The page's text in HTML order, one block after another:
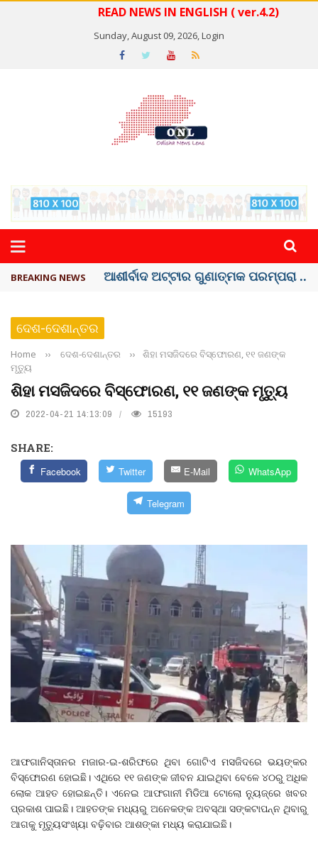
READ NEWS IN ENGLISH ( ver.4.2)
Sunday, August 09, 2026,Login
BREAKING NEWS ବେଦାନ୍ତ ଆଲୁମିନିୟର ପ୍ରକଳ୍ପ ସଙ୍ଗମ ...
ଦେଶ-ଦେଶାନ୍ତର
Home ›› ଦେଶ-ଦେଶାନ୍ତର ››
ଶିହା ମସଜିଦରେ ବିସ୍ଫୋରଣ, ୧୧ ଜଣଙ୍କ
ମୃତ୍ୟୁ
ଶିହା ମସଜିଦରେ ବିସ୍ଫୋରଣ, ୧୧ ଜଣଙ୍କ ମୃତ୍ୟୁ
2022-04-21 14:13:09 15193
SHARE:
Facebook Twitter E-Mail WhatsApp
Telegram
ଆଫଗାନିସ୍ତାନର ମଜାର-ଇ-ଶରିଫରେ ଥିବା ଗୋଟିଏ ମସଜିଦରେ ଭୟଙ୍କର
ବିସ୍ଫୋରଣ ହୋଇଛି। ଏଥିରେ ୧୧ ଜଣଙ୍କ ଜୀବନ ଯାଇଥିବା ବେଳେ ୪୦ରୁ ଅଧିକ
ଲୋକ ଆହତ ହୋଇଛନ୍ତି। ଏନେଇ ଆଫଗାନୀ ମିଡିଆ ଟୋଲୋ ନ୍ୟୁଜ୍‌ରେ ଖବର
ପ୍ରକାଶ ପାଇଛି। ଆହତଙ୍କ ମଧ୍ୟରୁ ଅନେକଙ୍କ ଅବସ୍ଥା ସଙ୍କଟାପନ୍ନ ଥିବାରୁ
ଆଗକୁ ମୃତ୍ୟୁସଂଖ୍ୟା ବଢ଼ିବାର ଆଶଙ୍କା ମଧ୍ୟ କରାଯାଇଛି।